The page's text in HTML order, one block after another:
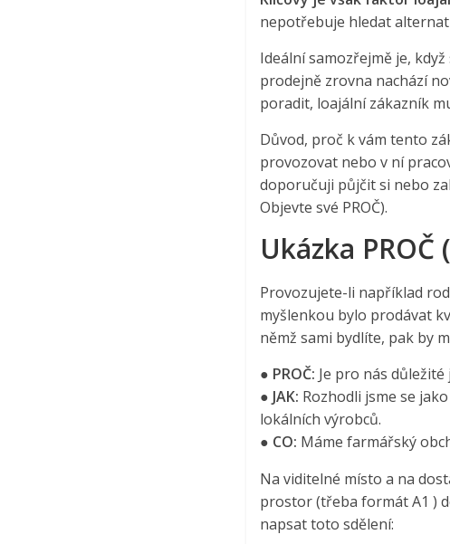
nepotřebuje hledat
Ideální samozřejmě je,
prodejně zrovna nachází
poradit, loajální zákazník
Důvod, proč k vám tento
provozovat nebo v ní
doporučuji půjčit si nebo
Objevte své PROČ).
Ukázka
Provozujete-li například
myšlenkou bylo prodávat
němž sami bydlíte, pak by
● PROČ: Je pro nás
● JAK: Rozhodli jsme se
lokálních výrobců.
● CO: Máme farmářský
Na viditelné místo a na
prostor (třeba formát A1 )
napsat toto sdělení: